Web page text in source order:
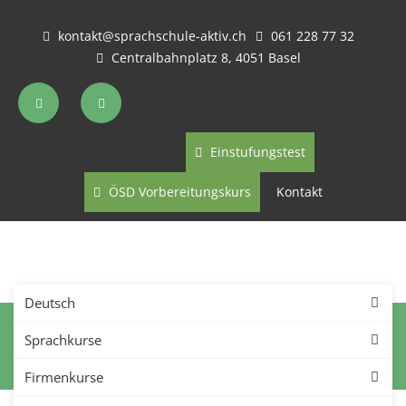
kontakt@sprachschule-aktiv.ch
061 228 77 32
Centralbahnplatz 8, 4051 Basel
Einstufungstest
ÖSD Vorbereitungskurs Kontakt
Deutsch
Sprachkurse
Firmenkurse